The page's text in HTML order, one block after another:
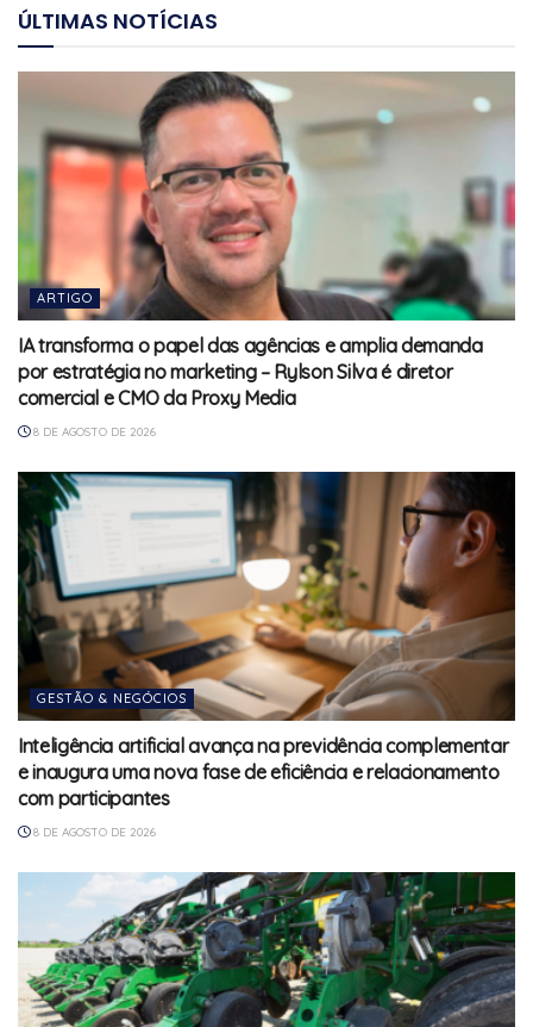
ÚLTIMAS NOTÍCIAS
ARTIGO
IA transforma o papel das agências e amplia demanda
por estratégia no marketing – Rylson Silva é diretor
comercial e CMO da Proxy Media
8 DE AGOSTO DE 2026
GESTÃO & NEGÓCIOS
Inteligência artificial avança na previdência complementar
e inaugura uma nova fase de eficiência e relacionamento
com participantes
8 DE AGOSTO DE 2026